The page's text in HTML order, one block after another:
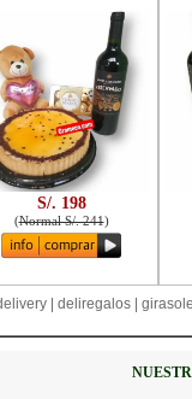
S/. 198
(Normal S/. 241)
| deliregalos |